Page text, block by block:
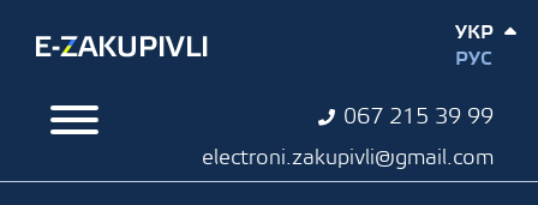
067 215 39 99
electroni.zakupivli@gmail.com
УКР
РУС